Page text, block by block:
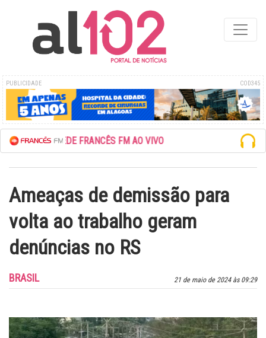
PUBLICIDADE COD345
A REDE FRANCÊS FM AO VIVO
Ameaças de demissão para
volta ao trabalho geram
denúncias no RS
21 de maio de 2024 às 09:29
BRASIL